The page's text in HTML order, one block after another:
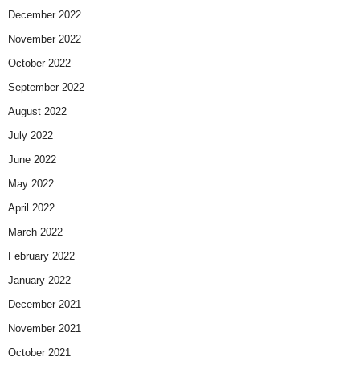
December 2022
November 2022
October 2022
September 2022
August 2022
July 2022
June 2022
May 2022
April 2022
March 2022
February 2022
January 2022
December 2021
November 2021
October 2021